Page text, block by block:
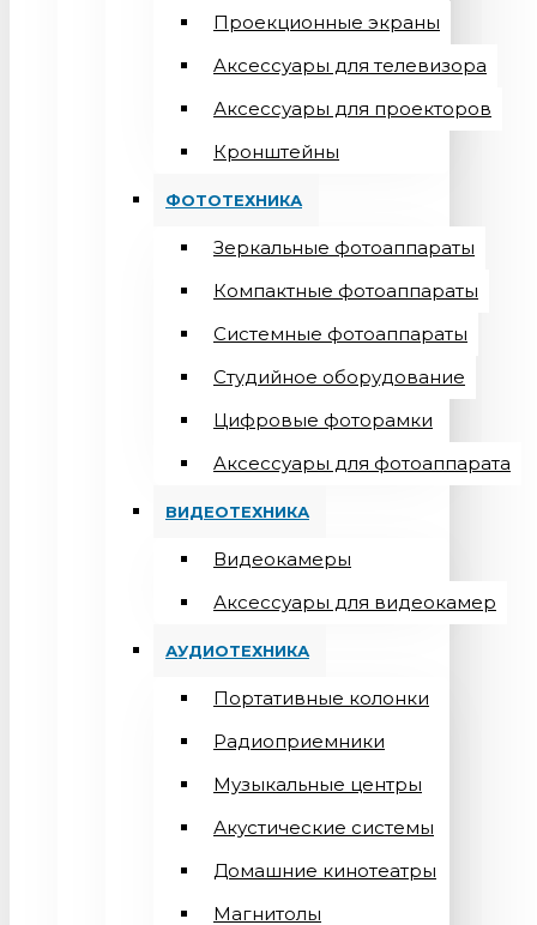
Проекционные экраны
Aксессуары для телевизора
Аксессуары для проекторов
Кронштейны
ФОТОТЕХНИКА
Зеркальные фотоаппараты
Компактные фотоаппараты
Системные фотоаппараты
Студийное оборудование
Цифровые фоторамки
Aксессуары для фотоаппарата
ВИДЕОТЕХНИКА
Видеокамеры
Аксессуары для видеокамер
АУДИОТЕХНИКА
Портативные колонки
Радиоприемники
Музыкальные центры
Акустические системы
Домашние кинотеатры
Магнитолы